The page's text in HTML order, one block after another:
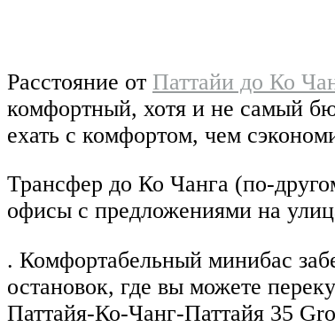
Расстояние от Паттайи до Ко
комфортный, хотя и не самый
ехать с комфортом, чем
Трансфер до Ко Чанга (по-
офисы с предложениями на
. Комфортабельный минибас
остановок, где вы можете
Паттайя-Ко-Чанг-Паттайя 35